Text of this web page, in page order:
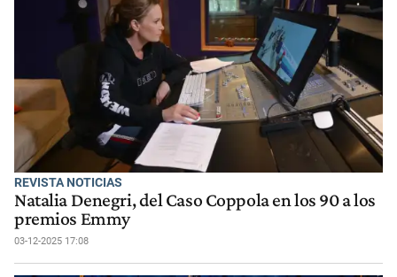
REVISTA NOTICIAS
Natalia Denegri, del Caso Coppola en los 90 a los
premios Emmy
03-12-2025 17:08